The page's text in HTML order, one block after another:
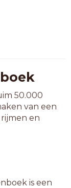
50.000
van een
en
is een